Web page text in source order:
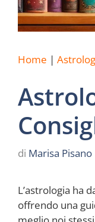
Home |
di Marisa Pisano
L’astrologia ha
offrendo una